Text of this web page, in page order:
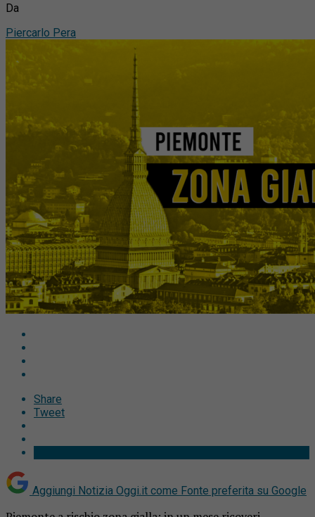
Da
Piercarlo Pera
Share
Tweet
Aggiungi Notizia Oggi.it come Fonte preferita su Google